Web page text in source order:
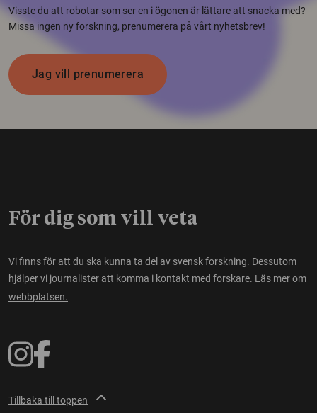
Visste du att robotar som ser en i ögonen är lättare att snacka med?
Missa ingen ny forskning, prenumerera på vårt nyhetsbrev!
Jag vill prenumerera
För dig som vill veta
Vi finns för att du ska kunna ta del av svensk forskning. Dessutom
hjälper vi journalister att komma i kontakt med forskare. Läs mer om
webbplatsen.
Tillbaka till toppen